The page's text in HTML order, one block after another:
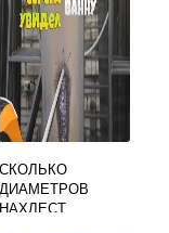
СКОЛЬКО
ДИАМЕТРОВ
НАХЛЕСТ